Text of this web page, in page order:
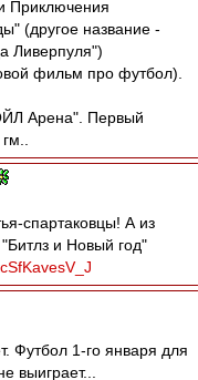
Приключения
(другое название -
Ливерпуля")
фильм про футбол).
Арена". Первый
спартаковцы! А из
"Битлз и Новый год"
Футбол 1-го января для
выиграет...